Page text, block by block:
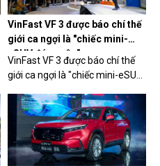
VinFast VF 3 được báo chí thế
giới ca ngợi là "chiếc mini-
eSUV đáng yêu"
VinFast VF 3 được báo chí thế
giới ca ngợi là "chiếc mini-eSUV